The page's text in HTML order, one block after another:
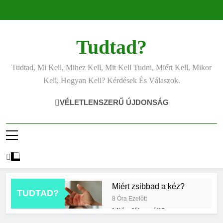
Tudtad?
Tudtad, Mi Kell, Mihez Kell, Mit Kell Tudni, Miért Kell, Mikor
Kell, Hogyan Kell? Kérdések És Válaszok.
VÉLETLENSZERŰ ÚJDONSÁG
TUDTAD?
Miért zsibbad a kéz?
8 Óra Ezelőtt
Miért fáj a váll?